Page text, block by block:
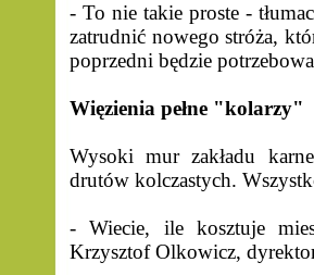
- To nie takie proste -
zatrudnić nowego stróża,
poprzedni będzie
Więzienia pełne "kolarzy"
Wysoki mur zakładu
drutów kolczastych.
- Wiecie, ile kosztuje
Krzysztof Olkowicz,